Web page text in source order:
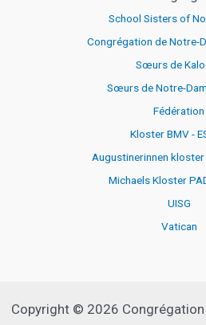
School Sisters of
Congrégation de Notre-
Sœurs de
Sœurs de Notre-
Fédération
Kloster BMV -
Augustinerinnen kloster
Michaels Kloster
UISG
Vatican
Copyright © 2026 Congrégation